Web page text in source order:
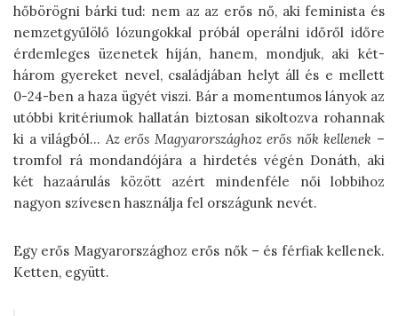
hőbörögni bárki tud: nem az az erős nő, aki feminista és
nemzetgyűlölő lózungokkal próbál operálni időről időre
érdemleges üzenetek híján, hanem, mondjuk, aki két-
három gyereket nevel, családjában helyt áll és e mellett
0-24-ben a haza ügyét viszi. Bár a momentumos lányok az
utóbbi kritériumok hallatán biztosan sikoltozva rohannak
ki a világból… Az erős Magyarországhoz erős nők kellenek –
tromfol rá mondandójára a hirdetés végén Donáth, aki
két hazaárulás között azért mindenféle női lobbihoz
nagyon szívesen használja fel országunk nevét.
Egy erős Magyarországhoz erős nők – és férfiak kellenek.
Ketten, együtt.